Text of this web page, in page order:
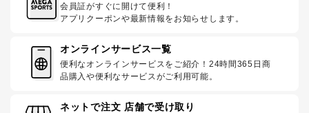
会員証がすぐに開けて便利！
アプリクーポンや最新情報をお知らせします。
オンラインサービス一覧
便利なオンラインサービスをご紹介！24時間365日商
品購入や便利なサービスがご利用可能。
ネットで注文 店舗で受け取り